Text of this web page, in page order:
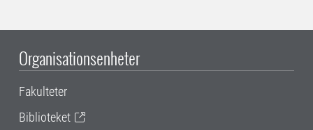
Organisationsenheter
Fakulteter
Biblioteket